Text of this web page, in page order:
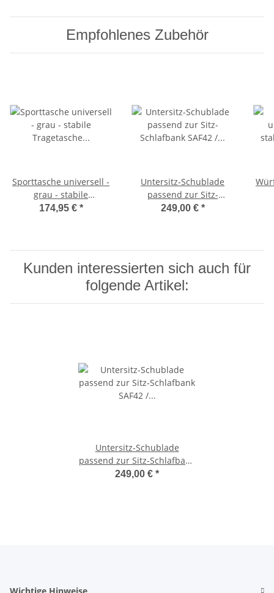
Empfohlenes Zubehör
Sporttasche universell -
grau - stabile
Tragetasche für
174,95 € *
Untersitz-Schublade
passend zur Sitz-
Schlafbank SAF42 /
249,00 € *
Kunden interessierten sich auch für
folgende Artikel:
Untersitz-Schublade
passend zur Sitz-Schlafbank
SAF42 / SAF43 mit 47,5 cm
249,00 € *